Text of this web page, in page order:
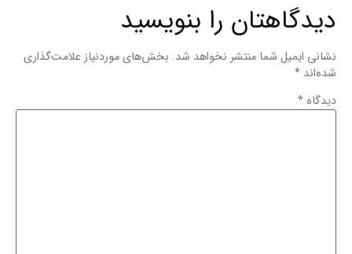
دیدگاهتان را بنویسید
نشانی ایمیل شما منتشر نخواهد شد. بخش‌های موردنیاز علامت‌گذاری
شده‌اند *
دیدگاه *